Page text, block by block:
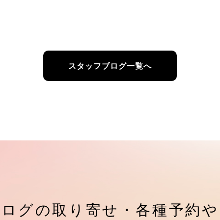
スタッフブログ一覧へ
グの取り寄せ・ 各種予約